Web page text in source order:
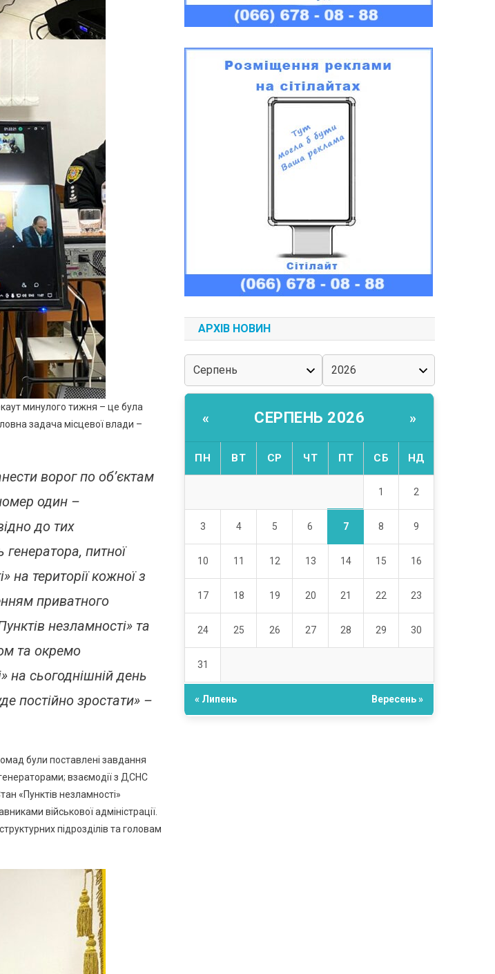
минулого тижня – це була
задача місцевої влади –
ворог по об’єктам
один –
до тих
питної
на території кожної з
приватного
незламності» та
та окремо
на сьогоднішній день
постійно зростати» –
були поставлені завдання
взаємодії з ДСНС
«Пунктів незламності»
військової адміністрації.
підрозділів та головам
АРХІВ НОВИН
« СЕРПЕНЬ 2026 »
ПН ВТ СР ЧТ ПТ СБ НД
1 2
3 4 5 6 7 8 9
10 11 12 13 14 15 16
17 18 19 20 21 22 23
24 25 26 27 28 29 30
31
« Липень Вересень »